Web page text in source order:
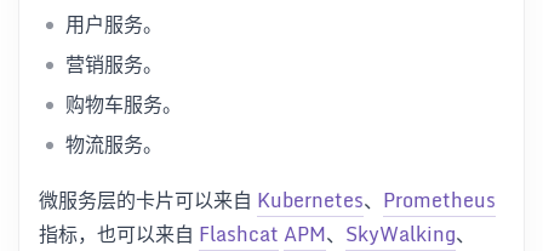
用户服务。
营销服务。
购物车服务。
物流服务。
微服务层的卡片可以来自 Kubernetes、 Prometheus
指标，也可以来自 FlashcatAPM、 SkyWalking、